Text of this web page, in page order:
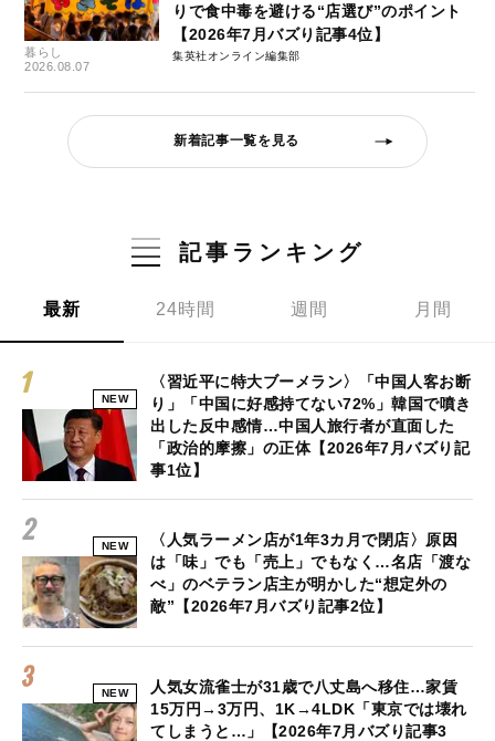
暮らし
2026.08.07
りで食中毒を避ける“店選び”のポイント
【2026年7月バズり記事4位】
集英社オンライン編集部
新着記事一覧を見る
記事ランキング
最新 24時間 週間 月間
NEW
〈習近平に特大ブーメラン〉「中国人客お断
り」「中国に好感持てない72%」韓国で噴き
出した反中感情…中国人旅行者が直面した
「政治的摩擦」の正体【2026年7月バズり記
事1位】
NEW
〈人気ラーメン店が1年3カ月で閉店〉原因
は「味」でも「売上」でもなく…名店「渡な
べ」のベテラン店主が明かした“想定外の
敵”【2026年7月バズり記事2位】
NEW
人気女流雀士が31歳で八丈島へ移住…家賃
15万円→3万円、1K→4LDK「東京では壊れ
てしまうと…」【2026年7月バズり記事3